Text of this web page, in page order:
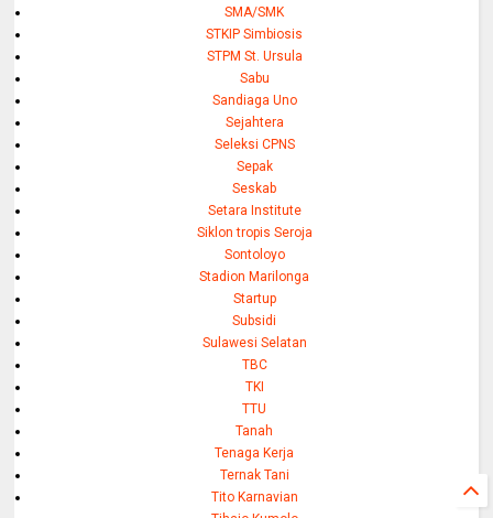
SMA/SMK
STKIP Simbiosis
STPM St. Ursula
Sabu
Sandiaga Uno
Sejahtera
Seleksi CPNS
Sepak
Seskab
Setara Institute
Siklon tropis Seroja
Sontoloyo
Stadion Marilonga
Startup
Subsidi
Sulawesi Selatan
TBC
TKI
TTU
Tanah
Tenaga Kerja
Ternak Tani
Tito Karnavian